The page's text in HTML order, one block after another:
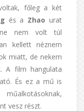
főleg a két
és a Zhaourat
nem volt túl
kellett néznem
miatt, de nekem
A film hangulata
És ez a mű is
vesz részt.